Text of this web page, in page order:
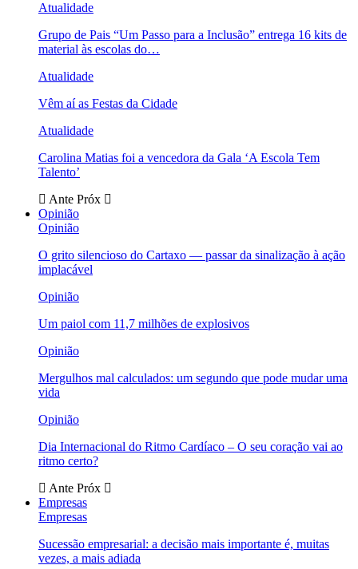
Atualidade
Grupo de Pais “Um Passo para a Inclusão” entrega 16 kits de
material às escolas do…
Atualidade
Vêm aí as Festas da Cidade
Atualidade
Carolina Matias foi a vencedora da Gala ‘A Escola Tem
Talento’
Ante Próx
Opinião
Opinião
O grito silencioso do Cartaxo — passar da sinalização à ação
implacável
Opinião
Um paiol com 11,7 milhões de explosivos
Opinião
Mergulhos mal calculados: um segundo que pode mudar uma
vida
Opinião
Dia Internacional do Ritmo Cardíaco – O seu coração vai ao
ritmo certo?
Ante Próx
Empresas
Empresas
Sucessão empresarial: a decisão mais importante é, muitas
vezes, a mais adiada